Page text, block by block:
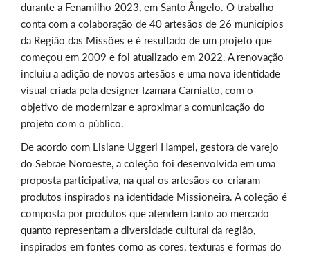
durante a Fenamilho 2023, em Santo Ângelo. O trabalho
conta com a colaboração de 40 artesãos de 26 municípios
da Região das Missões e é resultado de um projeto que
começou em 2009 e foi atualizado em 2022. A renovação
incluiu a adição de novos artesãos e uma nova identidade
visual criada pela designer Izamara Carniatto, com o
objetivo de modernizar e aproximar a comunicação do
projeto com o público.
De acordo com Lisiane Uggeri Hampel, gestora de varejo
do Sebrae Noroeste, a coleção foi desenvolvida em uma
proposta participativa, na qual os artesãos co-criaram
produtos inspirados na identidade Missioneira. A coleção é
composta por produtos que atendem tanto ao mercado
quanto representam a diversidade cultural da região,
inspirados em fontes como as cores, texturas e formas do